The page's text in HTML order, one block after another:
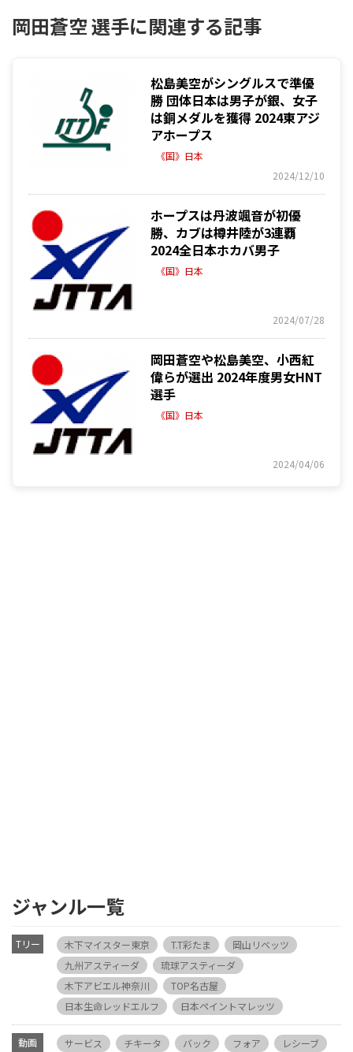
岡田蒼空 選手に関連する記事
松島美空がシングルスで準優
勝 団体日本は男子が銀、女子
は銅メダルを獲得 2024東アジ
アホープス
《国》日本
2024/12/10
ホープスは丹波颯音が初優
勝、カブは樽井陸が3連覇
2024全日本ホカバ男子
《国》日本
2024/07/28
岡田蒼空や松島美空、小西紅
偉らが選出 2024年度男女HNT
選手
《国》日本
2024/04/06
ジャンル一覧
Tリー
木下マイスター東京 T.T彩たま
岡山リベッツ
九州アスティーダ
琉球アスティーダ
木下アビエル神奈川
TOP名古屋
日本生命レッドエルフ
日本ペイントマレッツ
動画 サービス チキータ バック フォア レシーブ